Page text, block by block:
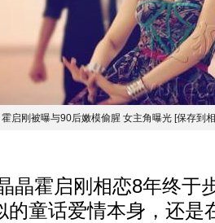
霍启刚被曝与90后嫩模偷腥 女主角曝光 [保存到
霍启刚相恋8年终于
的童话爱情本身，还是